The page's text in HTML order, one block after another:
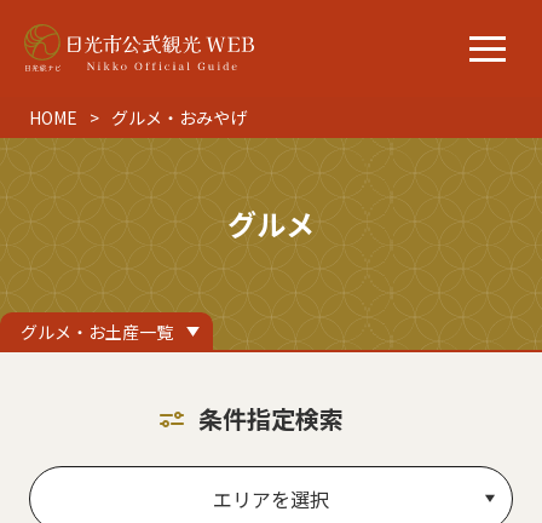
HOME グルメ・おみやげ
グルメ
グルメ・お土産一覧
条件指定検索
エリアを選択